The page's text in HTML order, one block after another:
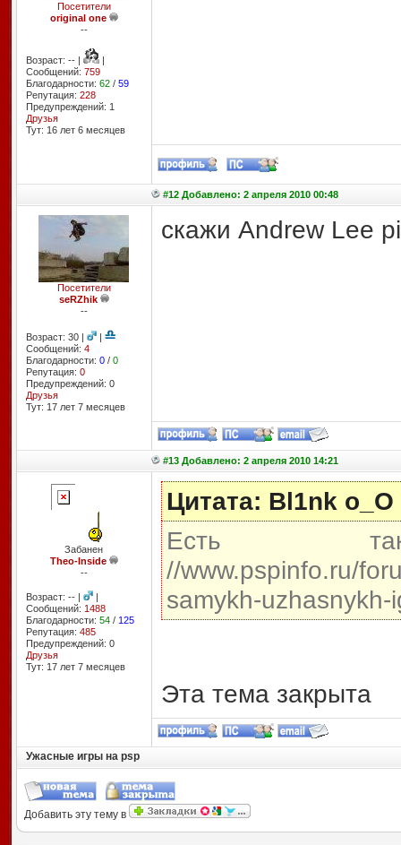
Посетители
original one
--
Возраст: -- |
|
Сообщений: 759
Благодарности: 62/ 59
Репутация: 228
Предупреждений: 1
Друзья
Тут: 16 лет 6 месяцев
#12 Добавлено: 2 апреля 2010 00:48
Посетители
seRZhik
--
Возраст: 30 |
|
Сообщений: 4
Благодарности: 0/ 0
Репутация: 0
Предупреждений: 0
Друзья
Тут: 17 лет 7 месяцев
скажи Andrew Lee
#13 Добавлено: 2 апреля 2010 14:21
Забанен
Theo-Inside
--
Возраст: -- |
|
Сообщений: 1488
Благодарности: 54/ 125
Репутация: 485
Предупреждений: 0
Друзья
Тут: 17 лет 7 месяцев
Цитата: Bl1nk o_O
Есть
//www.pspinfo.ru/
samykh-uzhasnykh-
Эта тема закрыта
Ужасные игры на psp
Добавить эту тему в